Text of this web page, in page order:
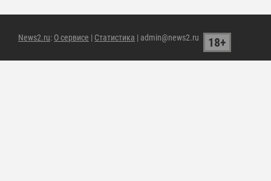
News2.ru: О сервисе | Статистика | admin@news2.ru 18+